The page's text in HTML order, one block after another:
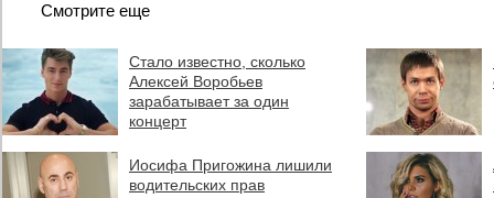
Смотрите еще
Стало известно, сколько
Алексей Воробьев
зарабатывает за один
концерт
Иосифа Пригожина лишили
водительских прав